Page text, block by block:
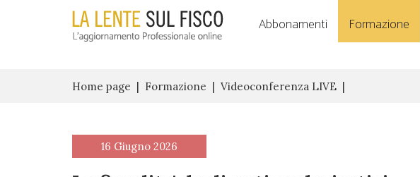
Abbonamenti Formazione
Home page Formazione Videoconferenza LIVE
16 Giugno 2026